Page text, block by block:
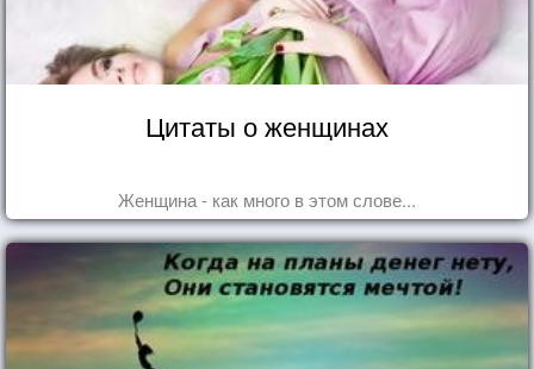
Цитаты о женщинах
Женщина - как много в этом слове...